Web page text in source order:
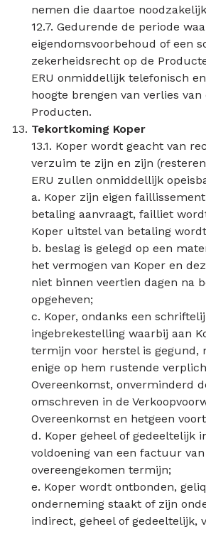
nemen die daartoe
12.7. Gedurende de periode
eigendomsvoorbehoud of een
zekerheidsrecht op de
ERU onmiddellijk telefonisch
hoogte brengen van verlies van
Producten.
Tekortkoming Koper
13.1. Koper wordt geacht van
verzuim te zijn en zijn
ERU zullen onmiddellijk
a. Koper zijn eigen
betaling aanvraagt, failliet
Koper uitstel van betaling
b. beslag is gelegd op een
het vermogen van Koper en
niet binnen veertien dagen na
opgeheven;
c. Koper, ondanks een
ingebrekestelling waarbij aan
termijn voor herstel is gegund,
enige op hem rustende
Overeenkomst, onverminderd
omschreven in de
Overeenkomst en hetgeen
d. Koper geheel of gedeeltelijk
voldoening van een factuur van
overeengekomen termijn;
e. Koper wordt ontbonden,
onderneming staakt of zijn
indirect, geheel of gedeeltelijk,